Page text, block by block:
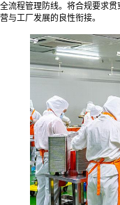
全流程管理防线。将合规要求
营与工厂发展的良性衔接。